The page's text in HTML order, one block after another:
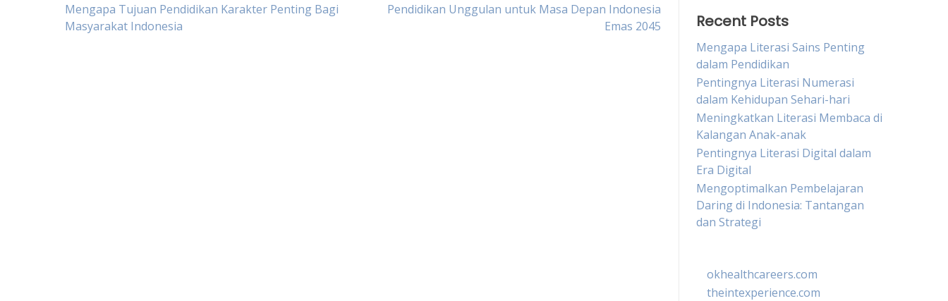
Post
Mengapa Tujuan Pendidikan Karakter Penting Bagi
Masyarakat Indonesia
Pendidikan Unggulan untuk Masa Depan Indonesia
Emas 2045
Recent Posts
Mengapa Literasi Sains Penting
dalam Pendidikan
Pentingnya Literasi Numerasi
dalam Kehidupan Sehari-hari
Meningkatkan Literasi Membaca di
Kalangan Anak-anak
Pentingnya Literasi Digital dalam
Era Digital
Mengoptimalkan Pembelajaran
Daring di Indonesia: Tantangan
dan Strategi
okhealthcareers.com
theintexperience.com